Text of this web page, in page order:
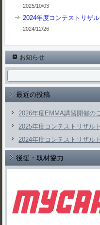
2025/10/03
2024年度コンテストリザ
2024/12/26
お知らせ
最近の投稿
2026年度EMMA講習開催の
2025年度コンテストリザル
2024年度コンテストリザル
後援・取材協力